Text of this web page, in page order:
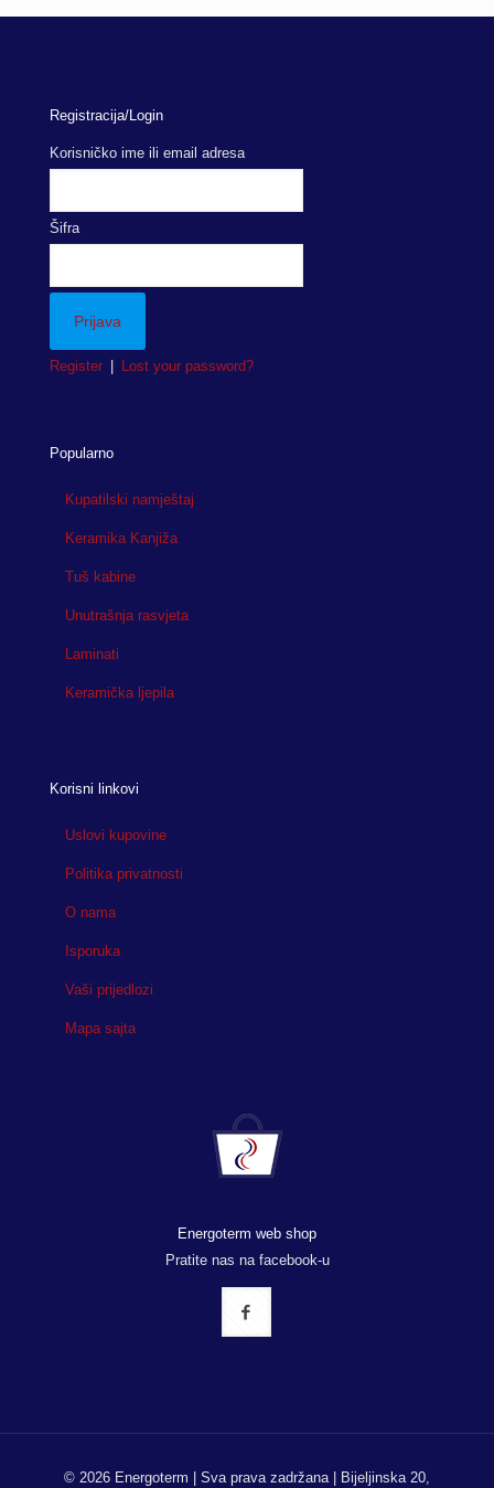
Registracija/Login
Korisničko ime ili email adresa
Šifra
Register Lost your password?
Popularno
Kupatilski namještaj
Keramika Kanjiža
Tuš kabine
Unutrašnja rasvjeta
Laminati
Keramička ljepila
Korisni linkovi
Uslovi kupovine
Politika privatnosti
O nama
Isporuka
Vaši prijedlozi
Mapa sajta
Energoterm web shop
Pratite nas na facebook-u
© 2026 Energoterm | Sva prava zadržana | Bijeljinska 20,